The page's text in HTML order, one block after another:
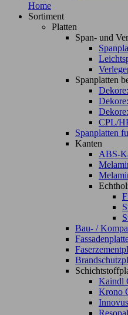
Home
Sortiment
Platten
Span- und
Spanplatten
CPL/
Spanplatten
Kanten
ABS-
Bau- /
Kaindl
Krono